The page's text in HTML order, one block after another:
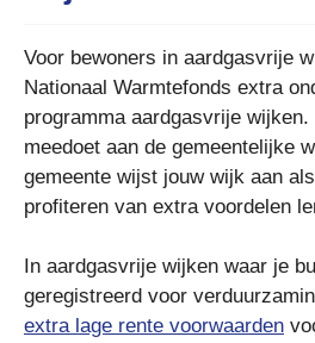
Voor bewoners in aardgasvrije
Nationaal Warmtefonds extra
programma aardgasvrije
meedoet aan de gemeentelijke
gemeente wijst jouw wijk aan
profiteren van extra voordelen
In aardgasvrije wijken waar je
geregistreerd voor
extra lage rente voorwaarden